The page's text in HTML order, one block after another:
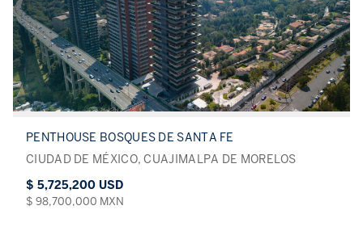
PENTHOUSE BOSQUES DE SANTA FE
CIUDAD DE MÉXICO, CUAJIMALPA DE MORELOS
$ 5,725,200 USD
$ 98,700,000 MXN